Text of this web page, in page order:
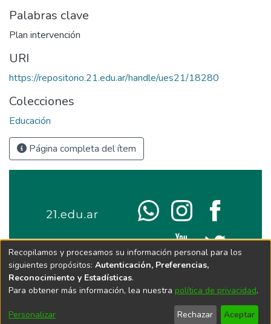
Palabras clave
Plan intervención
URI
https://repositorio.21.edu.ar/handle/ues21/18280
Colecciones
Educación
Página completa del ítem
Recopilamos y procesamos su información personal para los
siguientes propósitos: Autenticación, Preferencias,
Reconocimiento y Estadísticas.
Para obtener más información, lea nuestra política de privacidad.
Personalizar Rechazar Aceptar